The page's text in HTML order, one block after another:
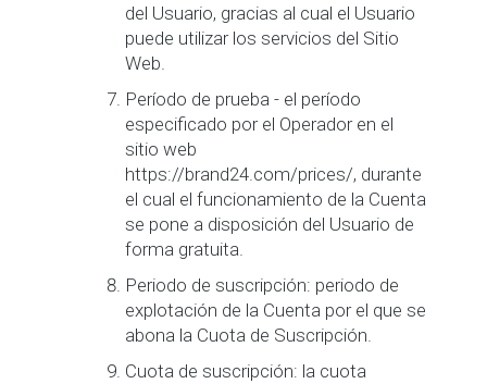
del Usuario, gracias al cual el Usuario
puede utilizar los servicios del Sitio
Web.
Período de prueba - el período
especificado por el Operador en el
sitio web
https://brand24.com/prices/, durante
el cual el funcionamiento de la Cuenta
se pone a disposición del Usuario de
forma gratuita.
Periodo de suscripción: periodo de
explotación de la Cuenta por el que se
abona la Cuota de Suscripción.
Cuota de suscripción: la cuota